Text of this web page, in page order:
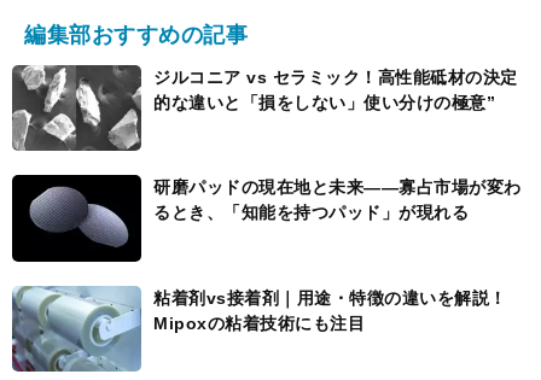
編集部おすすめの記事
ジルコニア vs セラミック！高性能砥材の決定
的な違いと「損をしない」使い分けの極意”
研磨パッドの現在地と未来――寡占市場が変わ
るとき、「知能を持つパッド」が現れる
粘着剤vs接着剤｜用途・特徴の違いを解説！
Mipoxの粘着技術にも注目